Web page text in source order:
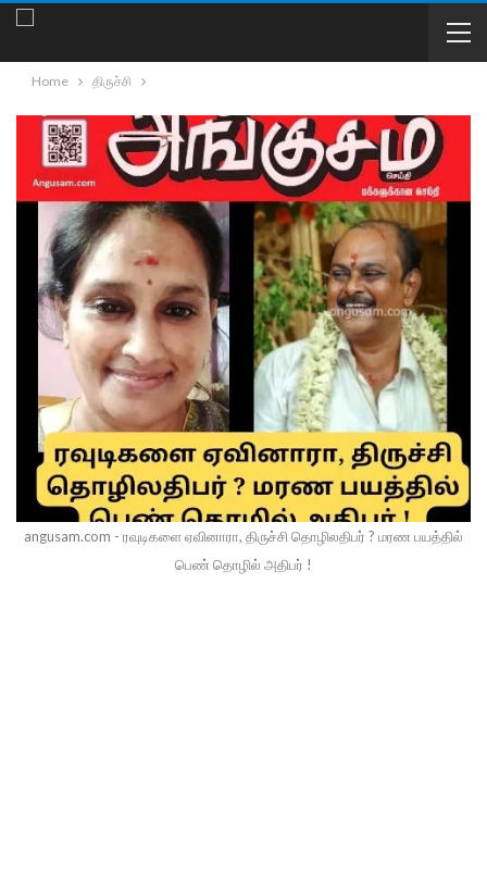
Home திருச்சி
angusam.com - ரவுடிகளை ஏவினாரா, திருச்சி தொழிலதிபர் ? மரண பயத்தில்
பெண் தொழில் அதிபர் !